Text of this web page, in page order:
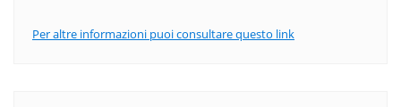
Per altre informazioni puoi consultare questo link